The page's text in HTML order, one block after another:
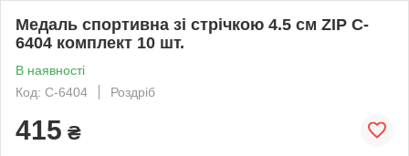
Медаль спортивна зі стрічкою 4.5 см ZIP C-
6404 комплект 10 шт.
В наявності
Код: C-6404
Роздріб
415 ₴